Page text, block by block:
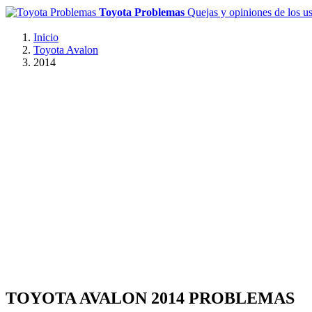
Toyota Problemas Quejas y opiniones de los
Inicio
Toyota Avalon
2014
TOYOTA AVALON 2014 PROBLEMAS